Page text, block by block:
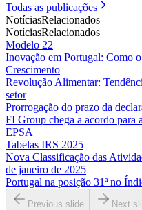
Todas as publicações
NotíciasRelacionados
NotíciasRelacionados
Modelo 22
Inovação em Portugal: Como
Crescimento
Revolução Alimentar:
setor
Prorrogação do prazo da
FI Group chega a acordo para
EPSA
Tabelas IRS 2025
Nova Classificação das
de janeiro de 2025
Portugal na posição 31ª no
Previous slide Next